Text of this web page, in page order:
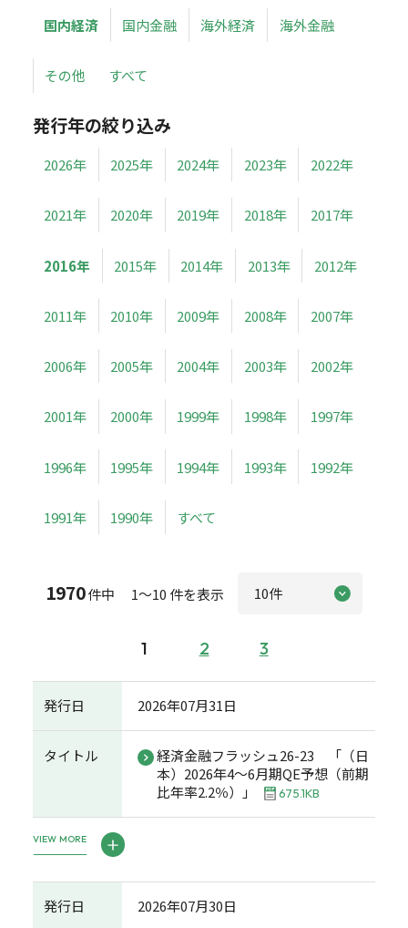
国内経済 国内金融 海外経済 海外金融
その他 すべて
発行年の絞り込み
2026年 2025年 2024年 2023年 2022年
2021年 2020年 2019年 2018年 2017年
2016年 2015年 2014年 2013年 2012年
2011年 2010年 2009年 2008年 2007年
2006年 2005年 2004年 2003年 2002年
2001年 2000年 1999年 1998年 1997年
1996年 1995年 1994年 1993年 1992年
1991年 1990年 すべて
1970件中 1～10 件を表示
1 2 3
発行日 2026年07月31日
タイトル
経済金融フラッシュ26-23 「（日
本）2026年4～6月期QE予想（前期
比年率2.2％）」
675.1KB
VIEW MORE
発行日 2026年07月30日